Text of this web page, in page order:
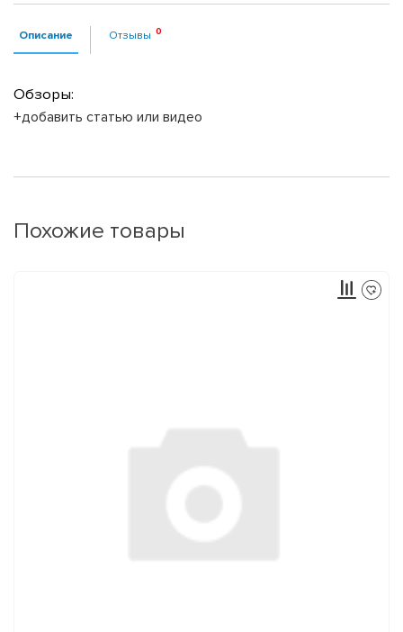
Описание Отзывы
Обзоры:
+добавить статью или видео
Похожие товары